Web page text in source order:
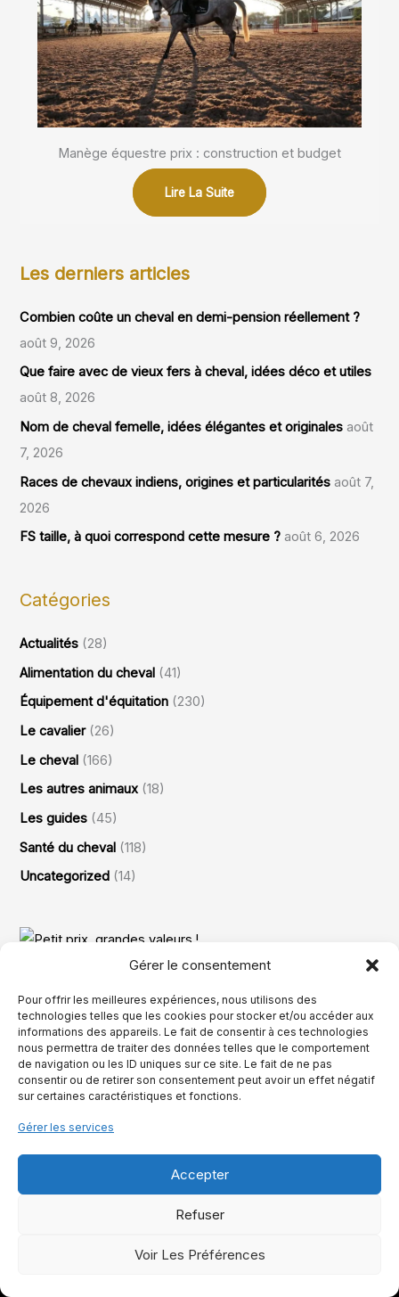
Gérer le consentement
Pour offrir les meilleures expériences, nous utilisons des
technologies telles que les cookies pour stocker et/ou accéder aux
informations des appareils. Le fait de consentir à ces technologies
nous permettra de traiter des données telles que le comportement
de navigation ou les ID uniques sur ce site. Le fait de ne pas
consentir ou de retirer son consentement peut avoir un effet négatif
sur certaines caractéristiques et fonctions.
Gérer les services
Accepter
Refuser
Voir Les Préférences
Manège équestre prix : construction et budget
Lire La Suite
Les derniers articles
Combien coûte un cheval en demi-pension réellement ?
août 9, 2026
Que faire avec de vieux fers à cheval, idées déco et utiles
août 8, 2026
Nom de cheval femelle, idées élégantes et originales août
7, 2026
Races de chevaux indiens, origines et particularités août 7,
2026
FS taille, à quoi correspond cette mesure ? août 6, 2026
Catégories
Actualités (28)
Alimentation du cheval (41)
Équipement d'équitation (230)
Le cavalier(26)
Le cheval (166)
Les autres animaux (18)
Les guides (45)
Santé du cheval (118)
Uncategorized (14)
Ce site comporte des liens d’affiliation. Je peux toucher une
commission si vous effectuez un achat, sans surcoût pour vous.
Merci de visiter mon blog dédié à l'univers du cheval.
pratiques pour nourrir votre passion et enrichir votre
cette aventure équestre.